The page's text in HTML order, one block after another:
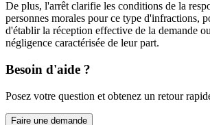
De plus, l'arrêt clarifie les conditions de la
personnes morales pour ce type d'infractions,
d'établir la réception effective de la demande
négligence caractérisée de leur part.
Besoin d'aide ?
Posez votre question et obtenez un retour
Faire une demande